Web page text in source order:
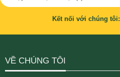
Kết nối với chúng tôi:
VỀ CHÚNG TÔI